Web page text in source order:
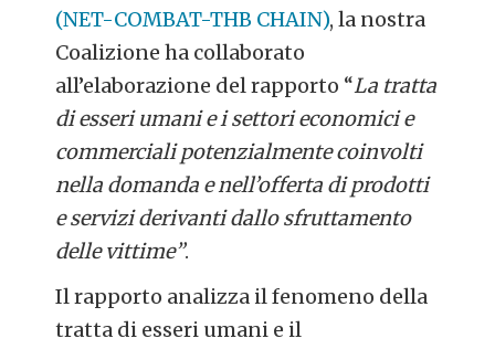
(NET-COMBAT-THB CHAIN), la nostra
Coalizione ha collaborato
all’elaborazione del rapporto “La tratta
di esseri umani e i settori economici e
commerciali potenzialmente coinvolti
nella domanda e nell’offerta di prodotti
e servizi derivanti dallo sfruttamento
delle vittime”.
Il rapporto analizza il fenomeno della
tratta di esseri umani e il